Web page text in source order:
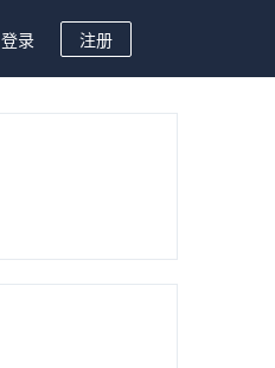
登录 注册